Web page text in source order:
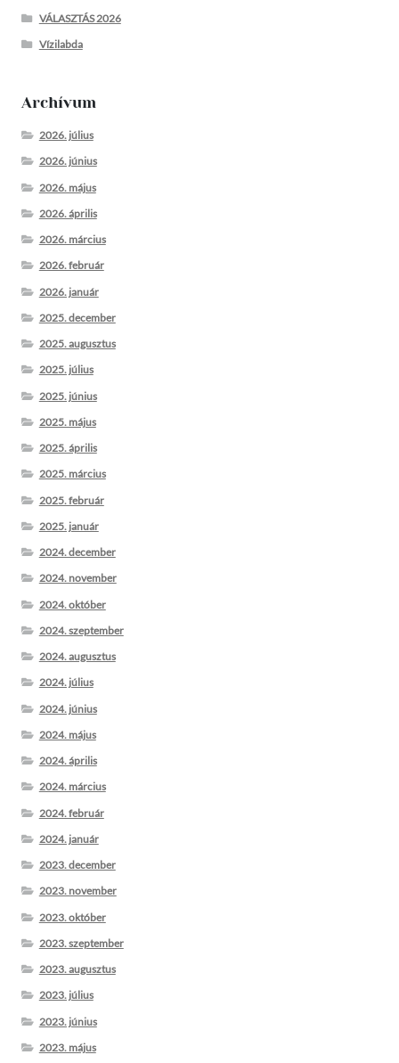
VÁLASZTÁS 2026
Vízilabda
Archívum
2026. július
2026. június
2026. május
2026. április
2026. március
2026. február
2026. január
2025. december
2025. augusztus
2025. július
2025. június
2025. május
2025. április
2025. március
2025. február
2025. január
2024. december
2024. november
2024. október
2024. szeptember
2024. augusztus
2024. július
2024. június
2024. május
2024. április
2024. március
2024. február
2024. január
2023. december
2023. november
2023. október
2023. szeptember
2023. augusztus
2023. július
2023. június
2023. május